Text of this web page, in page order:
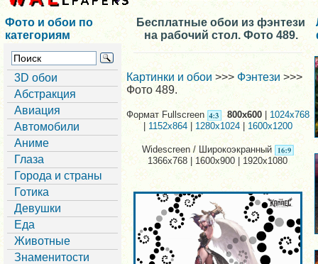
Фото и обои по
категориям
3D обои
Абстракция
Авиация
Автомобили
Аниме
Глаза
Города и страны
Готика
Девушки
Еда
Животные
Знаменитости
Бесплатные обои из фэнтези
на рабочий стол. Фото 489.
Картинки и обои >>> Фэнтези >>>
Фото 489.
Формат Fullscreen 800x600 | 1024x768
|1152x864 1280x1024| 1600x1200
Widescreen / Широкоэкранный
1366x768 | 1600x900 | 1920x1080